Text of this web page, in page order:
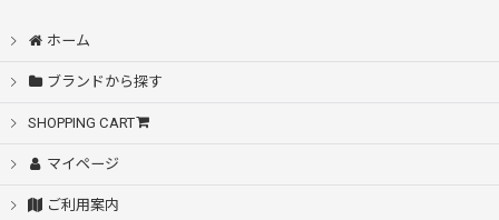
ホーム
ブランドから探す
SHOPPING CART
マイページ
ご利用案内